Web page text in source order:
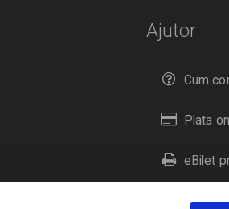
Ajutor
Cum
Plata
eBilet
Livrare